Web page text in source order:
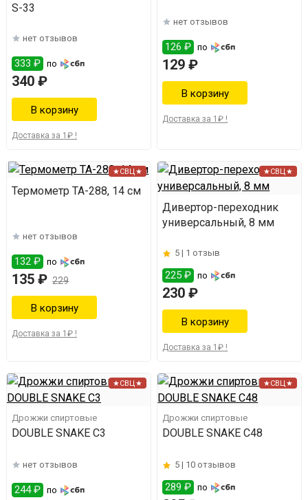
S-33
нет отзывов
333 ₽ по
340 ₽
Доставка за 1₽ !
нет отзывов
126 ₽ по
129 ₽
Доставка за 1₽ !
★СВЦ★
Термометр ТА-288, 14 см
нет отзывов
132 ₽ по
135 ₽ 229
Доставка за 1₽ !
★СВЦ★
Дивертор-переходник
универсальный, 8 мм
5 | 1 отзыв
225 ₽ по
230 ₽
Доставка за 1₽ !
★СВЦ★
Дрожжи спиртовые
DOUBLE SNAKE C3
нет отзывов
244 ₽ по
★СВЦ★
Дрожжи спиртовые
DOUBLE SNAKE C48
5 | 10 отзывов
289 ₽ по